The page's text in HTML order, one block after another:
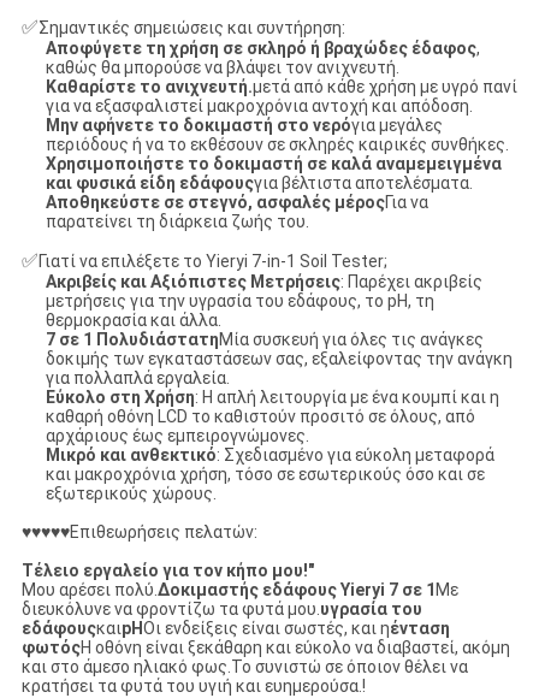
✅Σημαντικές σημειώσεις και συντήρηση:
Αποφύγετε τη χρήση σε σκληρό ή βραχώδες έδαφος,
καθώς θα μπορούσε να βλάψει τον ανιχνευτή.
Καθαρίστε το ανιχνευτή.μετά από κάθε χρήση με υγρό πανί
για να εξασφαλιστεί μακροχρόνια αντοχή και απόδοση.
Μην αφήνετε το δοκιμαστή στο νερόγια μεγάλες
περιόδους ή να το εκθέσουν σε σκληρές καιρικές συνθήκες.
Χρησιμοποιήστε το δοκιμαστή σε καλά αναμεμειγμένα
και φυσικά είδη εδάφουςγια βέλτιστα αποτελέσματα.
Αποθηκεύστε σε στεγνό, ασφαλές μέροςΓια να
παρατείνει τη διάρκεια ζωής του.
✅Γιατί να επιλέξετε το Yieryi 7-in-1 Soil Tester;
Ακριβείς και Αξιόπιστες Μετρήσεις: Παρέχει ακριβείς
μετρήσεις για την υγρασία του εδάφους, το pH, τη
θερμοκρασία και άλλα.
7 σε 1 ΠολυδιάστατηΜία συσκευή για όλες τις ανάγκες
δοκιμής των εγκαταστάσεων σας, εξαλείφοντας την ανάγκη
για πολλαπλά εργαλεία.
Εύκολο στη Χρήση: Η απλή λειτουργία με ένα κουμπί και η
καθαρή οθόνη LCD το καθιστούν προσιτό σε όλους, από
αρχάριους έως εμπειρογνώμονες.
Μικρό και ανθεκτικό: Σχεδιασμένο για εύκολη μεταφορά
και μακροχρόνια χρήση, τόσο σε εσωτερικούς όσο και σε
εξωτερικούς χώρους.
♥♥♥♥♥Επιθεωρήσεις πελατών:
Τέλειο εργαλείο για τον κήπο μου!"
Μου αρέσει πολύ.Δοκιμαστής εδάφους Yieryi 7 σε 1 Με
διευκόλυνε να φροντίζω τα φυτά μου.υγρασία του
εδάφουςκαιpHΟι ενδείξεις είναι σωστές, και ηένταση
φωτόςΗ οθόνη είναι ξεκάθαρη και εύκολο να διαβαστεί, ακόμη
και στο άμεσο ηλιακό φως.Το συνιστώ σε όποιον θέλει να
κρατήσει τα φυτά του υγιή και ευημερούσα.!